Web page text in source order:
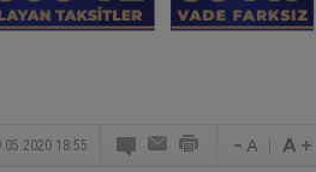
18:55